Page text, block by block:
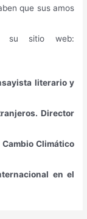
que sus amos
su sitio web:
literario y
Director
Climático
en el